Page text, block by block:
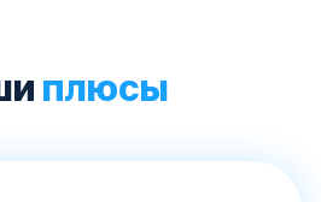
плюсы